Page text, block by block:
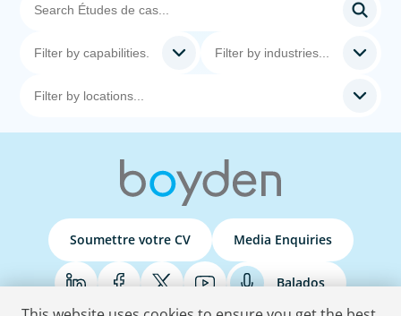
Soumettre votre CV Media Enquiries
Balados